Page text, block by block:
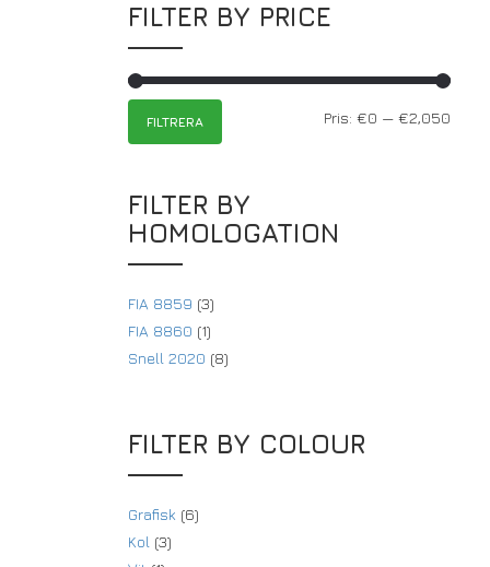
FILTER BY PRICE
FILTRERA Pris: €0 — €2,050
FILTER BY
HOMOLOGATION
FIA 8859 (3)
FIA 8860 (1)
Snell 2020 (8)
FILTER BY COLOUR
Grafisk (6)
Kol (3)